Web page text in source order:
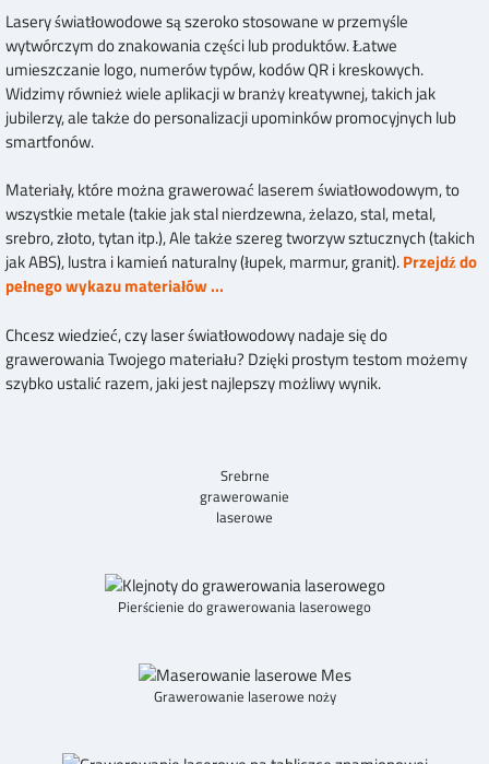
Lasery światłowodowe są szeroko stosowane w przemyśle
wytwórczym do znakowania części lub produktów. Łatwe
umieszczanie logo, numerów typów, kodów QR i kreskowych.
Widzimy również wiele aplikacji w branży kreatywnej, takich jak
jubilerzy, ale także do personalizacji upominków promocyjnych lub
smartfonów.
Materiały, które można grawerować laserem światłowodowym, to
wszystkie metale (takie jak stal nierdzewna, żelazo, stal, metal,
srebro, złoto, tytan itp.), Ale także szereg tworzyw sztucznych (takich
jak ABS), lustra i kamień naturalny (łupek, marmur, granit).Przejdź do
pełnego wykazu materiałów ...
Chcesz wiedzieć, czy laser światłowodowy nadaje się do
grawerowania Twojego materiału? Dzięki prostym testom możemy
szybko ustalić razem, jaki jest najlepszy możliwy wynik.
Srebrne
grawerowanie
laserowe
Pierścienie do grawerowania laserowego
Grawerowanie laserowe noży